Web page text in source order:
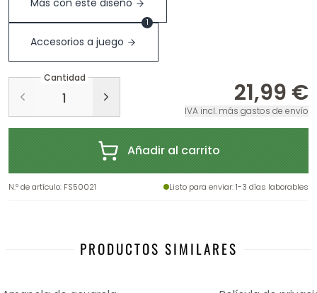
Más con este diseño
Accesorios a juego
1
Cantidad
21,99 €
IVA incl. más gastos de envío
Añadir al carrito
N.º de artículo: FS50021 Listo para enviar: 1-3 días laborables
PRODUCTOS SIMILARES